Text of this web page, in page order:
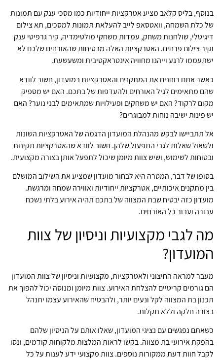
בנוסף, בליס קלאב מציע אטרקציות ייחודיות כמו מסכי ענק עם תמונות
של כלת השמחה, וואטסאפ לייב להעלאת תמונות למסכים, תא צילום
דיגיטלי, שולחנות משחק, עמדות משחקי מולטימדיה, קיר גרפיטי ענק
וקיר צילום פרחים. האטרקציות האלה מבטיחות שהאורחים שלכם לא
ישתעממו לרגע וייהנו מחוויה אינטראקטיבית ומשעשעת.
כאשר אתם בוחנים את המתקנים והאטרקציות במועדון, חשוב לוודא
שהם מתאימים לגיל האורחים ולהעדפות של בתכם. האם יש מספיק
מקום לרקוד? האם יש משחקים ופעילויות שמתאימים לבני נוער? האם
יש פינות ישיבה נוחות למבוגרים?
אל תתביישו לבקש מהנהלת המועדון הדגמה של האטרקציות השונות
ולשאול שאלות לגבי התפעול שלהן. חשוב לוודא שהאטרקציות תקינות
ובטוחות לשימוש, ושיש צוות מיומן שיכול לתפעל אותן בצורה מקצועית.
בסופו של דבר, המטרה היא לבחור מועדון שמציע את השילוב המושלם
בין מתקנים איכותיים, אטרקציות ייחודיות ואווירה שמחה ומרגשת.
מועדון כזה יבטיח שבת המצווה של בתכם תהיה אירוע בלתי נשכח
עבורה ועבור כל האורחים.
מה לגבי מקצועיות וניסיון של צוות
המועדון?
מעבר למראה החיצוני ולאטרקציות, מקצועיות וניסיון של צוות המועדון
הם גורמים קריטיים להצלחת האירוע. צוות מיומן ומנוסה יכול להפוך את
תכנון בת המצווה לקל ונעים יותר, ולהבטיח שהאירוע עצמו יתנהל
בצורה חלקה וללא תקלות.
כשאתם נפגשים עם נציגי המועדון, שאלו אותם על הניסיון שלהם
בהפקת אירועי בת מצווה. בקשו לראות המלצות מלקוחות קודמים, ונסו
לקבל חוות דעת ממקורות נוספים. צוות מקצועי ידע לענות על כל